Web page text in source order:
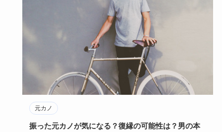
元カノ
振った元カノが気になる？復縁の可能性は？男の本